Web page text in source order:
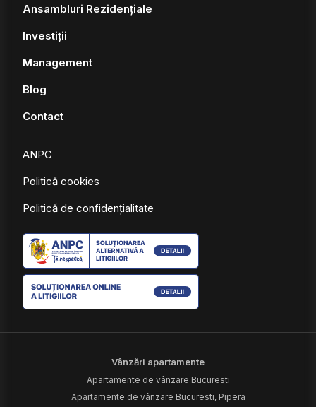
Ansambluri Rezidențiale
Investiții
Management
Blog
Contact
ANPC
Politică cookies
Politică de confidențialitate
Vânzări apartamente
Apartamente de vânzare Bucuresti
Apartamente de vânzare Bucuresti, Pipera